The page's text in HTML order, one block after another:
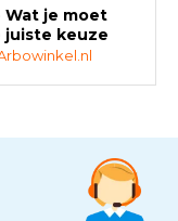
Wat je moet
juiste keuze
- Welke past